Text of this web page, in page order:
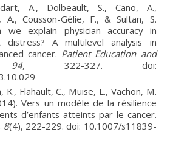
A., Dolbeault, S., Cano, A.,
A., Cousson-Gélie, F., & Sultan, S.
explain physician accuracy in
distress? A multilevel analysis in
cancer. Patient Education and
, 322-327. doi:
K., Flahault, C., Muise, L., Vachon, M.
Vers un modèle de la résilience
d’enfants atteints par le cancer.
8(4), 222-229. doi: 10.1007/s11839-